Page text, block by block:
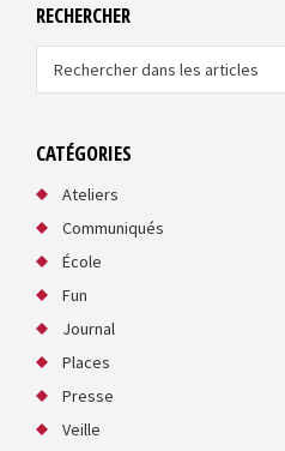
RECHERCHER
a
c
h
CATÉGORIES
Ateliers
Communiqués
École
Fun
Journal
Places
Presse
Veille